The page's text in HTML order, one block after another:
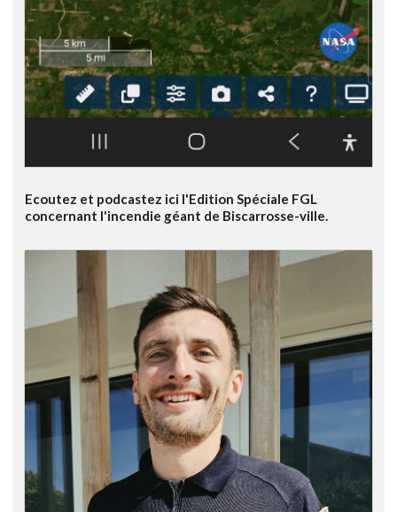
Ecoutez et podcastez ici l'Edition Spéciale FGL
concernant l'incendie géant de Biscarrosse-ville.